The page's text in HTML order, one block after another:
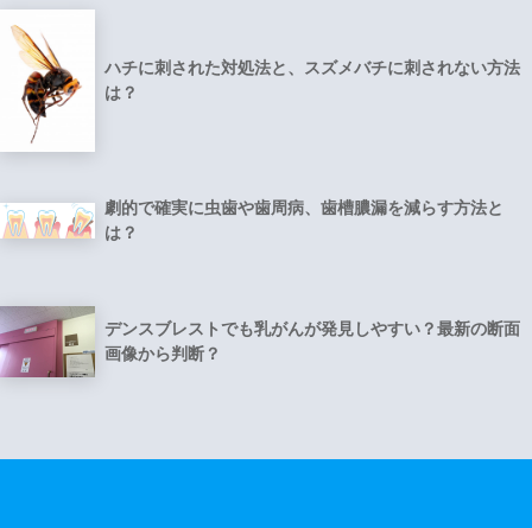
ハチに刺された対処法と、スズメバチに刺されない方法
は？
劇的で確実に虫歯や歯周病、歯槽膿漏を減らす方法と
は？
デンスブレストでも乳がんが発見しやすい？最新の断面
画像から判断？